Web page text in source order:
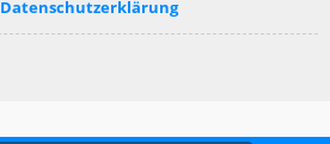
Datenschutzerklärung